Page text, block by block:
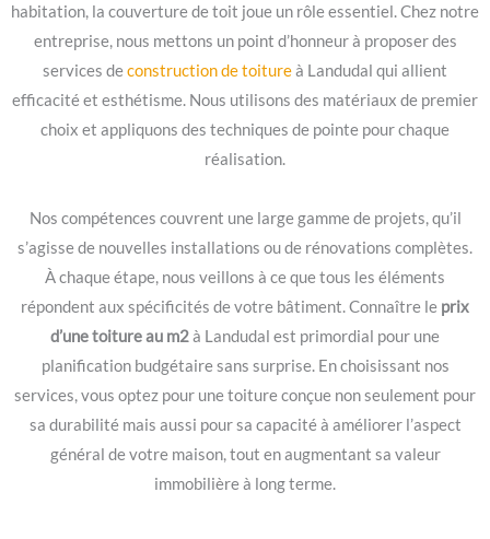
habitation, la couverture de toit joue un rôle essentiel. Chez notre
entreprise, nous mettons un point d’honneur à proposer des
services deconstruction de toitureà Landudal qui allient
efficacité et esthétisme. Nous utilisons des matériaux de premier
choix et appliquons des techniques de pointe pour chaque
réalisation.
Nos compétences couvrent une large gamme de projets, qu’il
s’agisse de nouvelles installations ou de rénovations complètes.
À chaque étape, nous veillons à ce que tous les éléments
répondent aux spécificités de votre bâtiment. Connaître le prix
d’une toiture au m2à Landudal est primordial pour une
planification budgétaire sans surprise. En choisissant nos
services, vous optez pour une toiture conçue non seulement pour
sa durabilité mais aussi pour sa capacité à améliorer l’aspect
général de votre maison, tout en augmentant sa valeur
immobilière à long terme.